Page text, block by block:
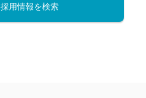
用情報を検索